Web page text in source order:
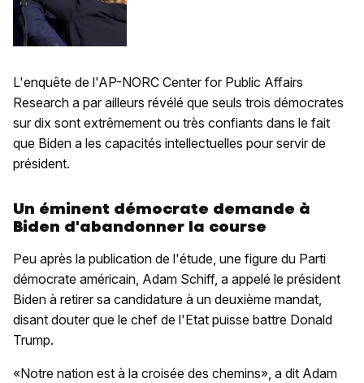
L'enquête de l'AP-NORC Center for Public Affairs
Research a par ailleurs révélé que seuls trois démocrates
sur dix sont extrêmement ou très confiants dans le fait
que Biden a les capacités intellectuelles pour servir de
président.
Un éminent démocrate demande à
Biden d'abandonner la course
Peu après la publication de l'étude, une figure du Parti
démocrate américain, Adam Schiff, a appelé le président
Biden à retirer sa candidature à un deuxième mandat,
disant douter que le chef de l'Etat puisse battre Donald
Trump.
«Notre nation est à la croisée des chemins», a dit Adam